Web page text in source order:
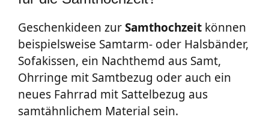
Geschenkideen zurSamthochzeit können
beispielsweise Samtarm- oder Halsbänder,
Sofakissen, ein Nachthemd aus Samt,
Ohrringe mit Samtbezug oder auch ein
neues Fahrrad mit Sattelbezug aus
samtähnlichem Material sein.